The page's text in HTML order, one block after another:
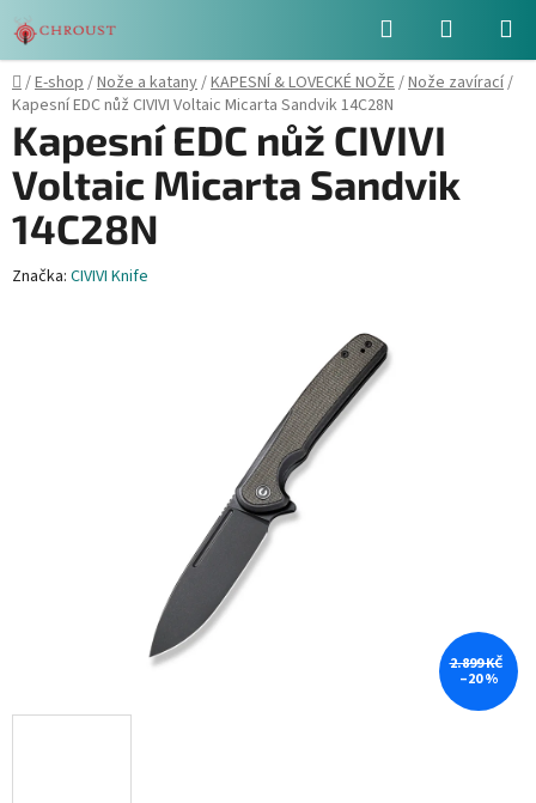
na
obsah
Hledat
KOŠÍK
Domů
/E-shop/Nože a katany/KAPESNÍ & LOVECKÉ NOŽE/Nože zavírací/
Kapesní EDC nůž CIVIVI Voltaic Micarta Sandvik 14C28N
Kapesní EDC nůž CIVIVI
Voltaic Micarta Sandvik
14C28N
Značka: CIVIVI Knife
2.899 KČ
–20 %